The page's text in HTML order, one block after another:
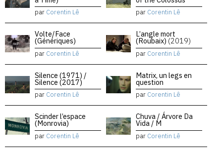
par Corentin Lê par Corentin Lê
Volte/Face
(Génériques)
par Corentin Lê
L’angle mort
(Roubaix) (2019)
par Corentin Lê
Silence (1971) /
Silence (2017)
par Corentin Lê
Matrix, un legs en
question
par Corentin Lê
Scinder l’espace
(Monrovia)
par Corentin Lê
Chuva / Árvore Da
Vida / M
par Corentin Lê